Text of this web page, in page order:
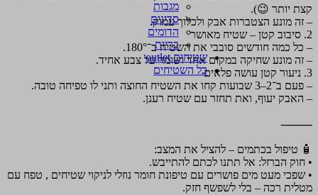
מגבות
סדינים
הדומים
כריות
שטיחים outlet
כל השטיחים
קצת יותר 😉).
– זה מונע הצטברות אבק ולכלוך עמוק.
2. סיבוב קטן – שטיח מאושר
– כל כמה חודשים סובבי את השטיח ב־180°.
– זה מונע שחיקה במקום אחד ושומר על צבע אחיד.
3. ניעור קטן עושה פלאים
– פעם ב־2–3 שבועות קחו את השטיח החוצה ותני לו טפיחה טובה.
– האבק יעוף, ואת תחזר עם שטיח רענן.
⸻
🧴 טיפול בכתמים – להציל את המצב:
• חוק הברזל: אל תתנו לכתם להתייבש.
• שפכי מעט מים פושרים עם טיפונת חומר נוזלי לניקוי שטיחים , טפח עם
מטלית רכה – בלי לשפשף חזק.